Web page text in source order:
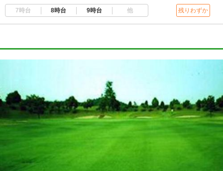
7時台 8時台 9時台 他 残りわずか